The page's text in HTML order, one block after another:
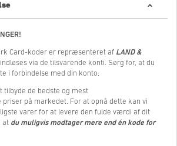
Card-koder er repræsenteret af LAND &
via de tilsvarende konti. Sørg for, at du
i forbindelse med din konto.
tilbyde de bedste og mest
priser på markedet. For at opnå dette kan vi
varer for at levere den fulde værdi af dit
at du muligvis modtager mere end én kode for